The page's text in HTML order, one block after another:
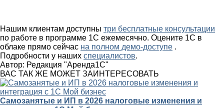
Нашим клиентам доступны три бесплатные консультации
по работе в программе 1С ежемесячно. Оцените 1С в
облаке прямо сейчас на полном демо-доступе .
Подробности у наших специалистов.
Автор: Редакция "Аренда1С"
ВАС ТАК ЖЕ МОЖЕТ ЗАИНТЕРЕСОВАТЬ
Самозанятые и ИП в 2026 налоговые изменения и